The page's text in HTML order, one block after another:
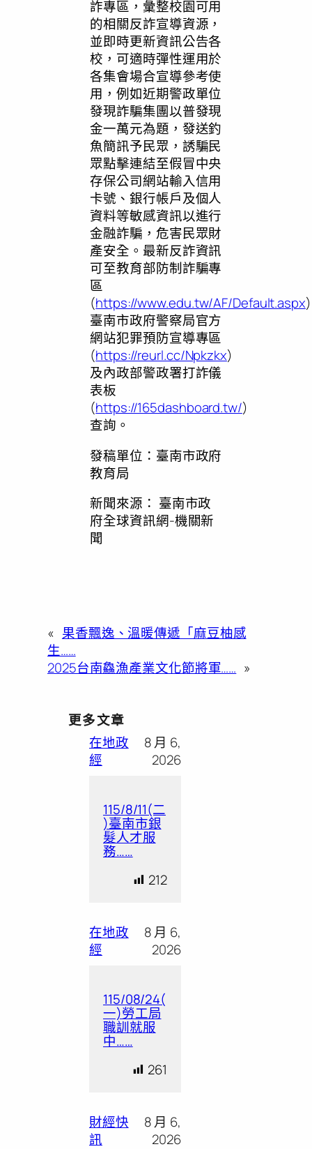
詐專區，彙整校園可用
的相關反詐宣導資源，
並即時更新資訊公告各
校，可適時彈性運用於
各集會場合宣導參考使
用，例如近期警政單位
發現詐騙集團以普發現
金一萬元為題，發送釣
魚簡訊予民眾，誘騙民
眾點擊連結至假冒中央
存保公司網站輸入信用
卡號、銀行帳戶及個人
資料等敏感資訊以進行
金融詐騙，危害民眾財
產安全。最新反詐資訊
可至教育部防制詐騙專
區
(https://www.edu.tw/AF/Default.aspx
臺南市政府警察局官方
網站犯罪預防宣導專區
(https://reurl.cc/Npkzkx)
及內政部警政署打詐儀
表板
(https://165dashboard.tw/)
查詢。
發稿單位：臺南市政府
教育局
新聞來源： 臺南市政
府全球資訊網-機關新
聞
« 果香飄逸、溫暖傳遞「麻豆柚感
生……
2025台南鱻漁產業文化節將軍…… »
更多文章
在地政
經
8 月 6,
2026
115/8/11(二
)臺南市銀
髮人才服
務……
212
在地政
經
8 月 6,
2026
115/08/24(
一)勞工局
職訓就服
中……
261
財經快
訊
8 月 6,
2026